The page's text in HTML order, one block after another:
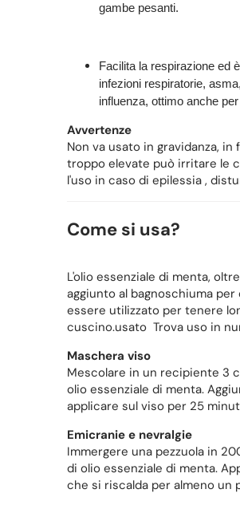
gambe pesanti.
Facilita la respirazione ed è
infezioni respiratorie,
influenza, ottimo anche
Avvertenze
Non va usato in gravidanza,
troppo elevate può irritare le
l'uso in caso di epilessia ,
Come si usa?
L'olio essenziale di menta,
aggiunto al bagnoschiuma
essere utilizzato per tenere
cuscino.usato Trova uso in
Maschera viso
Mescolare in un recipiente 3
olio essenziale di menta.
applicare sul viso per 25
Emicranie e nevralgie
Immergere una pezzuola in
di olio essenziale di menta.
che si riscalda per almeno un